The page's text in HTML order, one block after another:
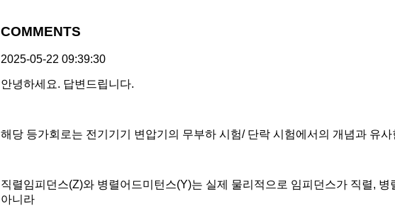
COMMENTS
2025-05-22 09:39:30
안녕하세요. 답변드립니다.
해당 등가회로는 전기기기 변압기의 무부하 시험/ 단락 시험에서의 개념과 유사
직렬임피던스(Z)와 병렬어드미턴스(Y)는 실제 물리적으로 임피던스가 직렬, 병
아니라